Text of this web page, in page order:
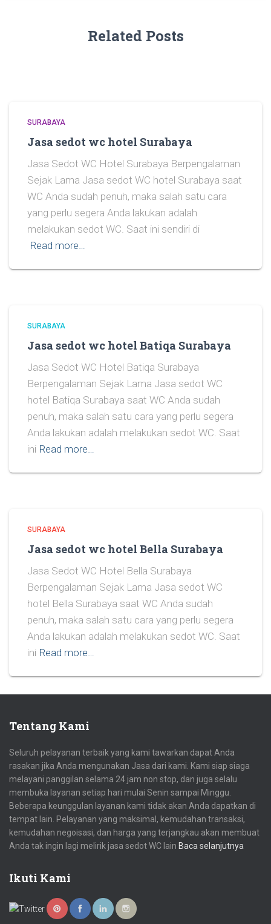
Related Posts
SURABAYA
Jasa sedot wc hotel Surabaya
Jasa Sedot WC Hotel Surabaya Berpengalaman
Sejak Lama Jasa sedot WC hotel Surabaya saat
WC Anda sudah penuh, maka salah satu cara
yang perlu segera Anda lakukan adalah
melakukan sedot WC. Saat ini sendiri di
Read more…
SURABAYA
Jasa sedot wc hotel Batiqa Surabaya
Jasa Sedot WC Hotel Batiqa Surabaya
Berpengalaman Sejak Lama Jasa sedot WC
hotel Batiqa Surabaya saat WC Anda sudah
penuh, maka salah satu cara yang perlu segera
Anda lakukan adalah melakukan sedot WC. Saat
ini Read more…
SURABAYA
Jasa sedot wc hotel Bella Surabaya
Jasa Sedot WC Hotel Bella Surabaya
Berpengalaman Sejak Lama Jasa sedot WC
hotel Bella Surabaya saat WC Anda sudah
penuh, maka salah satu cara yang perlu segera
Anda lakukan adalah melakukan sedot WC. Saat
ini Read more…
Tentang Kami
Seluruh pelayanan terbaik yang kami tawarkan dapat Anda
rasakan jika Anda mengunakan Jasa dari kami. Kami siap siaga
melayani panggilan selama 24 jam non stop, dan juga selalu
membuka layanan setiap hari mulai Senin sampai Minggu.
Beberapa keunggulan layanan kami tidak akan Anda dapatkan di
tempat lain. Pelayanan yang maksimal, kemudahan transaksi,
kemudahan negoisasi, dan harga yang terjangkau akan membuat
Anda tak ingin lagi melirik jasa sedot WC lain Baca selanjutnya
Ikuti Kami